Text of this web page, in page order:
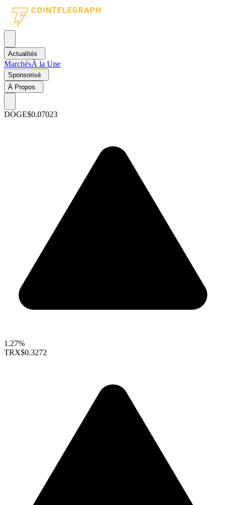
Actualités
MarchésÀ la Une
Sponsorisé
À Propos
DOGE$0.07023
1.27%
TRX$0.3272